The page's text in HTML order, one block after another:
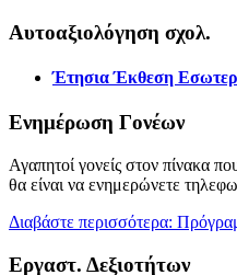
Αυτοαξιολόγηση σχολ.
Έτησια Έκθεση
Ενημέρωση Γονέων
Αγαπητοί γονείς στον πίνακα
θα είναι να ενημερώνετε
Διαβάστε περισσότερα:
Εργαστ. Δεξιοτήτων